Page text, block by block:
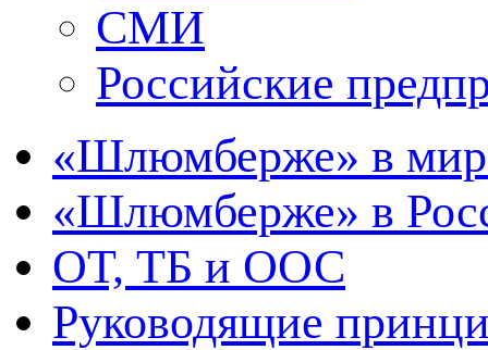
СМИ
Российские
«Шлюмберже» в
«Шлюмберже» в
ОТ, ТБ и ООС
Руководящие